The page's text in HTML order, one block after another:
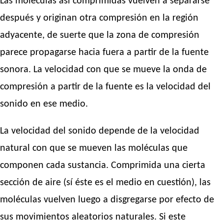
después y originan otra compresión en la región
adyacente, de suerte que la zona de compresión
parece propagarse hacia fuera a partir de la fuente
sonora. La velocidad con que se mueve la onda de
compresión a partir de la fuente es la velocidad del
sonido en ese medio.
La velocidad del sonido depende de la velocidad
natural con que se mueven las moléculas que
componen cada sustancia. Comprimida una cierta
sección de aire (sí éste es el medio en cuestión), las
moléculas vuelven luego a disgregarse por efecto de
sus movimientos aleatorios naturales. Si este